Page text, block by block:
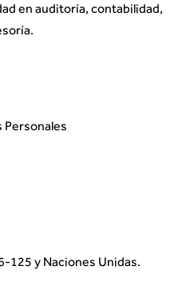
en auditoría, contabilidad,
Personales
125 y Naciones Unidas.